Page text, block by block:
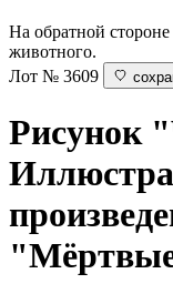
На обратной
животного.
Лот № 3609
Рисунок